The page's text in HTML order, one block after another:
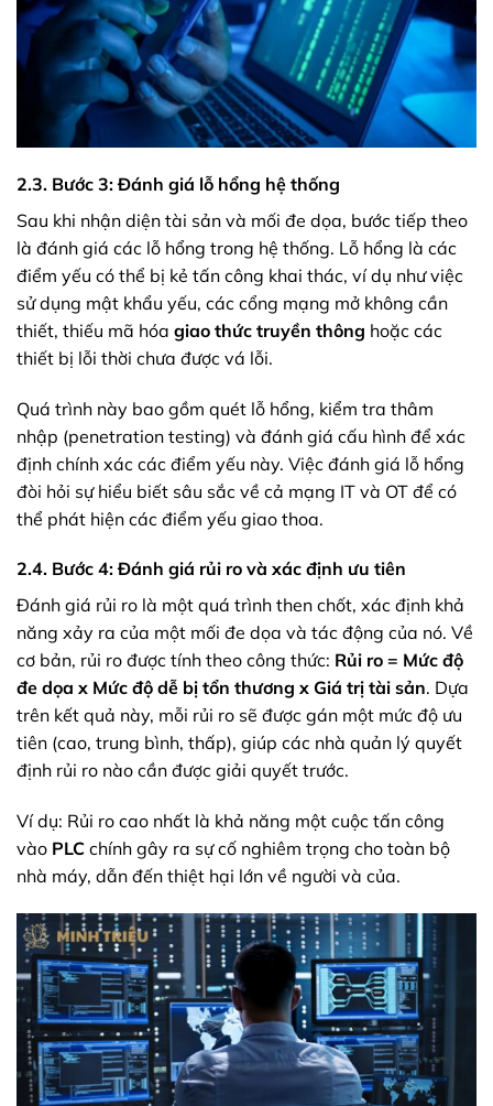
2.3. Bước 3: Đánh giá lỗ hổng hệ thống
Sau khi nhận diện tài sản và mối đe dọa, bước tiếp theo
là đánh giá các lỗ hổng trong hệ thống. Lỗ hổng là các
điểm yếu có thể bị kẻ tấn công khai thác, ví dụ như việc
sử dụng mật khẩu yếu, các cổng mạng mở không cần
thiết, thiếu mã hóa giao thức truyền thông hoặc các
thiết bị lỗi thời chưa được vá lỗi.
Quá trình này bao gồm quét lỗ hổng, kiểm tra thâm
nhập (penetration testing) và đánh giá cấu hình để xác
định chính xác các điểm yếu này. Việc đánh giá lỗ hổng
đòi hỏi sự hiểu biết sâu sắc về cả mạng IT và OT để có
thể phát hiện các điểm yếu giao thoa.
2.4. Bước 4: Đánh giá rủi ro và xác định ưu tiên
Đánh giá rủi ro là một quá trình then chốt, xác định khả
năng xảy ra của một mối đe dọa và tác động của nó. Về
cơ bản, rủi ro được tính theo công thức: Rủi ro = Mức độ
đe dọa x Mức độ dễ bị tổn thương x Giá trị tài sản. Dựa
trên kết quả này, mỗi rủi ro sẽ được gán một mức độ ưu
tiên (cao, trung bình, thấp), giúp các nhà quản lý quyết
định rủi ro nào cần được giải quyết trước.
Ví dụ: Rủi ro cao nhất là khả năng một cuộc tấn công
vào PLC chính gây ra sự cố nghiêm trọng cho toàn bộ
nhà máy, dẫn đến thiệt hại lớn về người và của.